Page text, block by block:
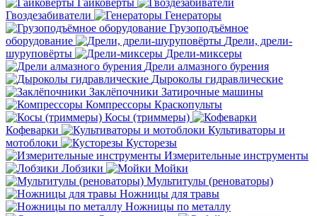
Гайковёрты
Гвоздезабиватели
Генераторы
Грузоподъёмное
оборудование
Дрели, дрели-
шуруповёрты
Дрели-миксеры
Дрели алмазного бурения
Дыроколы гидравлические
Заклёпочники Затирочные машины
Компрессоры Краскопульты
Косы (триммеры)
Кофеварки
Культиваторы и
мотоблоки
Кусторезы
Измерительные инструменты
Лобзики
Мойки
Мультитулы (реноваторы)
Ножницы для травы
Ножницы по металлу